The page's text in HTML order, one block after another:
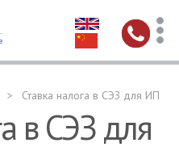
Ставка налога в СЭЗ для ИП
в СЭЗ для